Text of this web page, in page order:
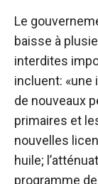
Le
baisse à
interdites
incluent:
de nouveaux
primaires et
nouvelles
huile;
programme